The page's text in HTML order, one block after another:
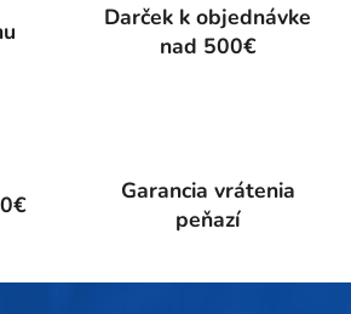
u
Darček k objednávke
nad 500€
Garancia vrátenia
peňazí